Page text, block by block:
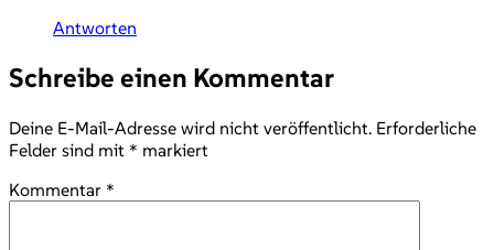
Antworten
Schreibe einen Kommentar
Deine E-Mail-Adresse wird nicht veröffentlicht. Erforderliche
Felder sind mit * markiert
Kommentar *